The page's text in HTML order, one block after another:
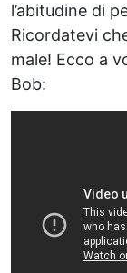
l’abitudine di
Ricordatevi
male! Ecco a
Bob: